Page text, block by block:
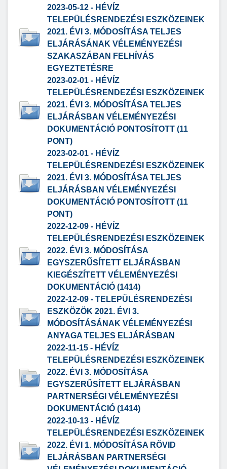
2023-05-12 - HÉVÍZ
TELEPÜLÉSRENDEZÉSI ESZKÖZEINEK
2021. ÉVI 3. MÓDOSÍTÁSA TELJES
ELJÁRÁSÁNAK VÉLEMÉNYEZÉSI
SZAKASZÁBAN FELHÍVÁS
EGYEZTETÉSRE
2023-02-01 - HÉVÍZ
TELEPÜLÉSRENDEZÉSI ESZKÖZEINEK
2021. ÉVI 3. MÓDOSÍTÁSA TELJES
ELJÁRÁSBAN VÉLEMÉNYEZÉSI
DOKUMENTÁCIÓ PONTOSÍTOTT (11
PONT)
2023-02-01 - HÉVÍZ
TELEPÜLÉSRENDEZÉSI ESZKÖZEINEK
2021. ÉVI 3. MÓDOSÍTÁSA TELJES
ELJÁRÁSBAN VÉLEMÉNYEZÉSI
DOKUMENTÁCIÓ PONTOSÍTOTT (11
PONT)
2022-12-09 - HÉVÍZ
TELEPÜLÉSRENDEZÉSI ESZKÖZEINEK
2022. ÉVI 3. MÓDOSÍTÁSA
EGYSZERŰSÍTETT ELJÁRÁSBAN
KIEGÉSZÍTETT VÉLEMÉNYEZÉSI
DOKUMENTÁCIÓ (1414)
2022-12-09 - TELEPÜLÉSRENDEZÉSI
ESZKÖZÖK 2021. ÉVI 3.
MÓDOSÍTÁSÁNAK VÉLEMÉNYEZÉSI
ANYAGA TELJES ELJÁRÁSBAN
2022-11-15 - HÉVÍZ
TELEPÜLÉSRENDEZÉSI ESZKÖZEINEK
2022. ÉVI 3. MÓDOSÍTÁSA
EGYSZERŰSÍTETT ELJÁRÁSBAN
PARTNERSÉGI VÉLEMÉNYEZÉSI
DOKUMENTÁCIÓ (1414)
2022-10-13 - HÉVÍZ
TELEPÜLÉSRENDEZÉSI ESZKÖZEINEK
2022. ÉVI 1. MÓDOSÍTÁSA RÖVID
ELJÁRÁSBAN PARTNERSÉGI